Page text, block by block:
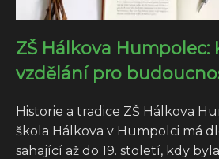
ZŠ Hálkova Humpolec:
vzdělání pro
Historie a tradice ZŠ Hálkova
škola Hálkova v Humpolci má
sahající až do 19. století, kdy